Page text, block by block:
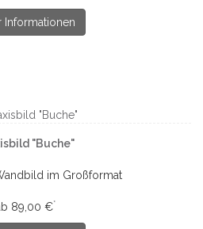
Informationen
"Buche"
im Großformat
89,00 €*